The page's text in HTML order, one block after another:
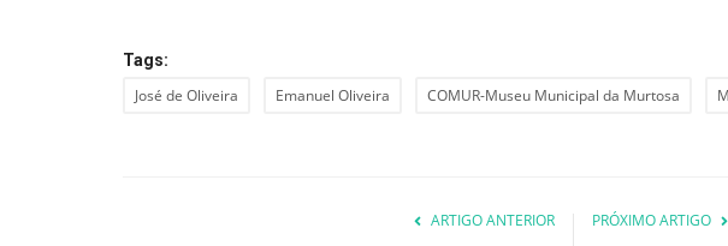
Tags:
José de Oliveira Emanuel Oliveira COMUR-Museu Municipal da Murtosa
ARTIGO ANTERIOR PRÓXIMO ARTIGO